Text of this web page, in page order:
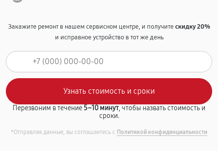
Закажите ремонт в нашем сервисном центре, и получитескидку 20%
и исправное устройство в тот же день
Перезвоним в течение5–10 минут, чтобы назвать стоимость и
сроки.
*Отправляя данные, вы соглашаетесь с Политикой конфиденциальности